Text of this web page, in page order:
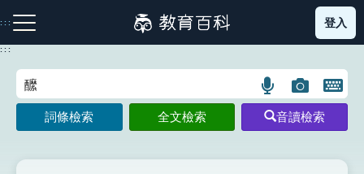
到
主
:::
注音索引圖示 筆畫索引圖示 部首索引表圖示
登入
:::
語
言
搜
圖
片
搜
開
鍵
圖
詞條檢索 全文檢索 音讀檢索